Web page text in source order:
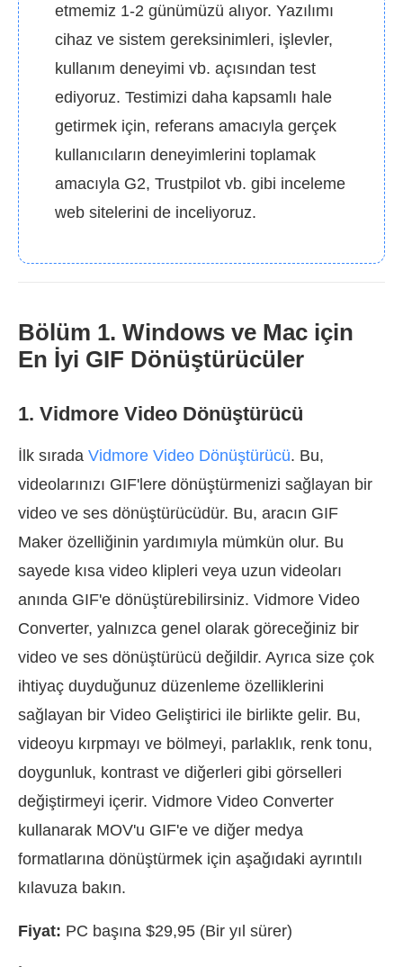
etmemiz 1-2 günümüzü alıyor. Yazılımı
cihaz ve sistem gereksinimleri, işlevler,
kullanım deneyimi vb. açısından test
ediyoruz. Testimizi daha kapsamlı hale
getirmek için, referans amacıyla gerçek
kullanıcıların deneyimlerini toplamak
amacıyla G2, Trustpilot vb. gibi inceleme
web sitelerini de inceliyoruz.
Bölüm 1. Windows ve Mac için
En İyi GIF Dönüştürücüler
1. Vidmore Video Dönüştürücü
İlk sırada Vidmore Video Dönüştürücü. Bu,
videolarınızı GIF'lere dönüştürmenizi sağlayan bir
video ve ses dönüştürücüdür. Bu, aracın GIF
Maker özelliğinin yardımıyla mümkün olur. Bu
sayede kısa video klipleri veya uzun videoları
anında GIF'e dönüştürebilirsiniz. Vidmore Video
Converter, yalnızca genel olarak göreceğiniz bir
video ve ses dönüştürücü değildir. Ayrıca size çok
ihtiyaç duyduğunuz düzenleme özelliklerini
sağlayan bir Video Geliştirici ile birlikte gelir. Bu,
videoyu kırpmayı ve bölmeyi, parlaklık, renk tonu,
doygunluk, kontrast ve diğerleri gibi görselleri
değiştirmeyi içerir. Vidmore Video Converter
kullanarak MOV'u GIF'e ve diğer medya
formatlarına dönüştürmek için aşağıdaki ayrıntılı
kılavuza bakın.
Fiyat: PC başına $29,95 (Bir yıl sürer)